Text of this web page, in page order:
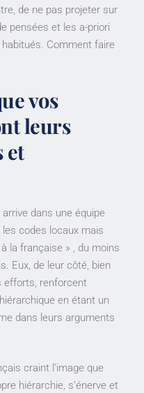
de ne pas projeter sur
pensées et les a-priori
Comment faire
vos
leurs
et
dans une équipe
codes locaux mais
la française » , du moins
Eux, de leur côté, bien
efforts, renforcent
en étant un
dans leurs arguments
craint l’image que
hiérarchie, s’énerve et